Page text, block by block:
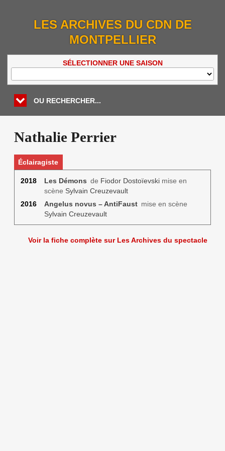
LES ARCHIVES DU CDN DE
MONTPELLIER
SÉLECTIONNER UNE SAISON
OU RECHERCHER...
Nathalie Perrier
Éclairagiste
2018 Les Démons de Fiodor Dostoïevskimise en
scène Sylvain Creuzevault
2016
Angelus novus – AntiFaustmise en scène
Sylvain Creuzevault
Voir la fiche complète sur Les Archives du spectacle